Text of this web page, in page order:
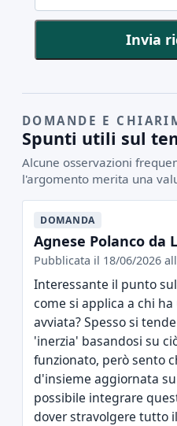
Invia
DOMANDE E
Spunti utili sul
Alcune osservazioni
l'argomento merita una
DOMANDA
Agnese Polanco da
Pubblicata il 18/06/2026
Interessante il punto
come si applica a chi
avviata? Spesso si
'inerzia' basandosi su
funzionato, però sento
d'insieme aggiornata
possibile integrare
dover stravolgere tutto